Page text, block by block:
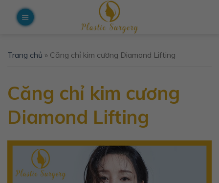
Trang chủ » Căng chỉ kim cương Diamond Lifting
Căng chỉ kim cương
Diamond Lifting